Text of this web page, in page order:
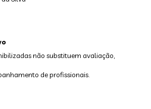
não substituem avaliação,
de profissionais.